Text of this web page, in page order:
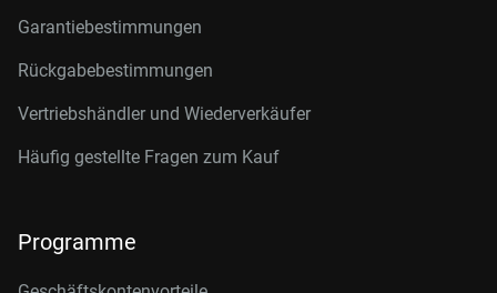
Garantiebestimmungen
Rückgabebestimmungen
Vertriebshändler und Wiederverkäufer
Häufig gestellte Fragen zum Kauf
Programme